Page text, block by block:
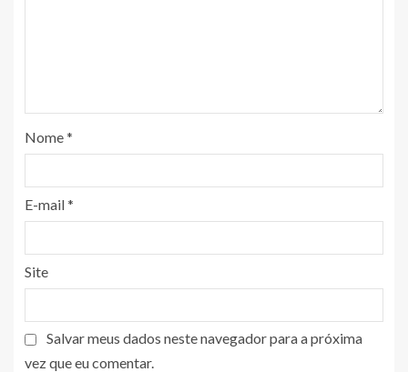
Nome*
E-mail*
Site
Salvar meus dados neste navegador para a próxima
vez que eu comentar.